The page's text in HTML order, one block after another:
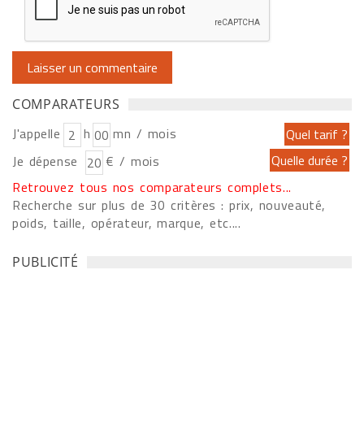
COMPARATEURS
J'appelle h
mn / mois
Je dépense
€ / mois
Retrouvez tous nos comparateurs complets...
Recherche sur plus de 30 critères : prix, nouveauté,
poids, taille, opérateur, marque, etc....
PUBLICITÉ